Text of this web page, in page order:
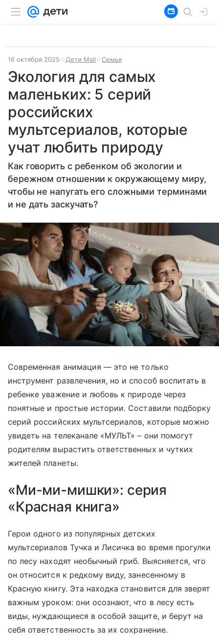
16 октября 2025 Дети Mail Семья
Экология для самых
маленьких: 5 серий
российских
мультсериалов, которые
учат любить природу
Как говорить с ребенком об экологии и
бережном отношении к окружающему миру,
чтобы не напугать его сложными терминами
и не дать заскучать?
Современная анимация — это не только
инструмент развлечения, но и способ воспитать в
ребенке уважение и любовь к природе через
понятные и простые истории. Составили подборку
серий российских мультсериалов, которые можно
увидеть на телеканале «МУЛЬТ» – они помогут
родителям вырастить ответственных и чутких
жителей планеты.
«Ми-ми-мишки»: серия
«Красная книга»
Герои одного из популярных детских
мультсериалов Тучка и Лисичка во время прогулки
по лесу находят необычный гриб. Выясняется, что
он относится к редкому виду, занесенному в
Красную книгу. Эта находка становится для зверят
важным уроком: они осознают, что в лесу есть
виды, нуждающиеся в особой защите, и берут на
себя ответственность за их сохранение.